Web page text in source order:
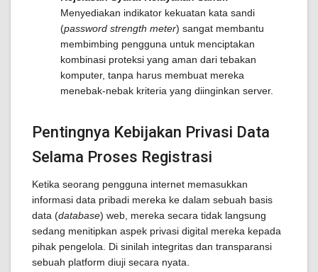
Menyediakan indikator kekuatan kata sandi
(password strength meter) sangat membantu
membimbing pengguna untuk menciptakan
kombinasi proteksi yang aman dari tebakan
komputer, tanpa harus membuat mereka
menebak-nebak kriteria yang diinginkan server.
Pentingnya Kebijakan Privasi Data
Selama Proses Registrasi
Ketika seorang pengguna internet memasukkan
informasi data pribadi mereka ke dalam sebuah basis
data (database) web, mereka secara tidak langsung
sedang menitipkan aspek privasi digital mereka kepada
pihak pengelola. Di sinilah integritas dan transparansi
sebuah platform diuji secara nyata.